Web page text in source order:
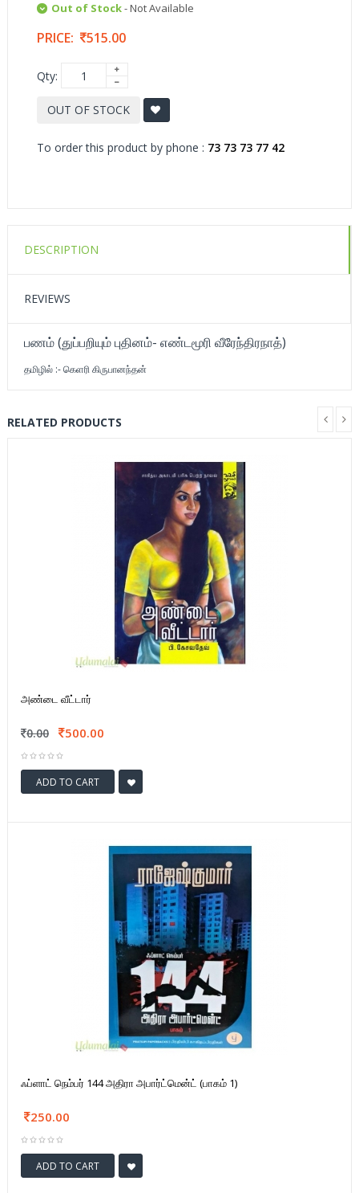
Out of Stock- Not Available
PRICE: 515.00
Qty:
OUT OF STOCK
To order this product by phone : 73 73 73 77 42
DESCRIPTION
REVIEWS
பணம் (துப்பறியும் புதினம்- எண்டமூரி வீரேந்திரநாத்)
தமிழில் :- கெளரி கிருபானந்தன்
RELATED PRODUCTS
அண்டை வீட்டார்
0.00 500.00
ADD TO CART
ஃப்ளாட் நெம்பர் 144 அதிரா அபார்ட்மென்ட் (பாகம் 1)
250.00
ADD TO CART